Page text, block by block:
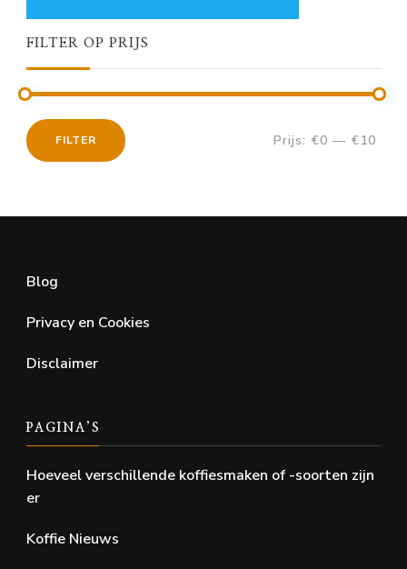
FILTER OP PRIJS
FILTER Prijs: €0 — €10
Blog
Privacy en Cookies
Disclaimer
PAGINA’S
Hoeveel verschillende koffiesmaken of -soorten zijn
er
Koffie Nieuws